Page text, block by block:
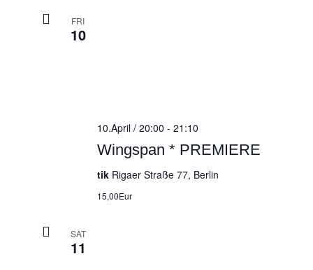
FRI
10
Wingspan * PREMIERE
10.April / 20:00 - 21:10
tik Rigaer Straße 77, Berlin
15,00Eur
SAT
11